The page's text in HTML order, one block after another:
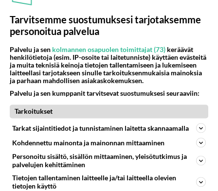
Tyyligurut: Miami Vice -
Kengät ilman sukkia! Reiskat
silmillä! Puvun alla vain t-
paita!
PARAS LEFFA IKINÄ
Tarvitsemme suostumuksesi tarjotaksemme
personoitua palvelua
Palvelu ja sen kolmannen osapuolen toimittajat (73) keräävät
henkilötietoja (esim. IP-osoite tai laitetunniste) käyttäen evästeitä
ja muita teknisiä keinoja tietojen tallentamiseen ja lukemiseen
laitteellasi tarjotakseen sinulle tarkoituksenmukaisia mainoksia
ja parhaan mahdollisen asiakaskokemuksen.
Palvelu ja sen kumppanit tarvitsevat suostumuksesi seuraaviin:
Tarkoitukset
Tarkat sijaintitiedot ja tunnistaminen laitetta skannaamalla
Kohdennettu mainonta ja mainonnan mittaaminen
Personoitu sisältö, sisällön mittaaminen, yleisötutkimus ja
palvelujen kehittäminen
Tietojen tallentaminen laitteelle ja/tai laitteella olevien
tietojen käyttö